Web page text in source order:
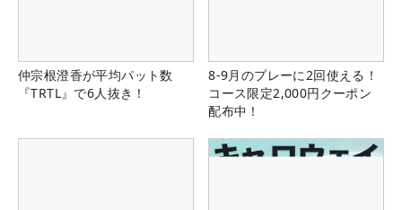
仲宗根澄香が平均パット数
『TRTL』で6人抜き！
8-9月のプレーに2回使える！
コース限定2,000円クーポン
配布中！